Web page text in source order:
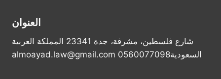
العنوان
شارع فلسطين، مشرفة، جدة 23341 المملكة العربية
السعودية0560077098 almoayad.law@gmail.com